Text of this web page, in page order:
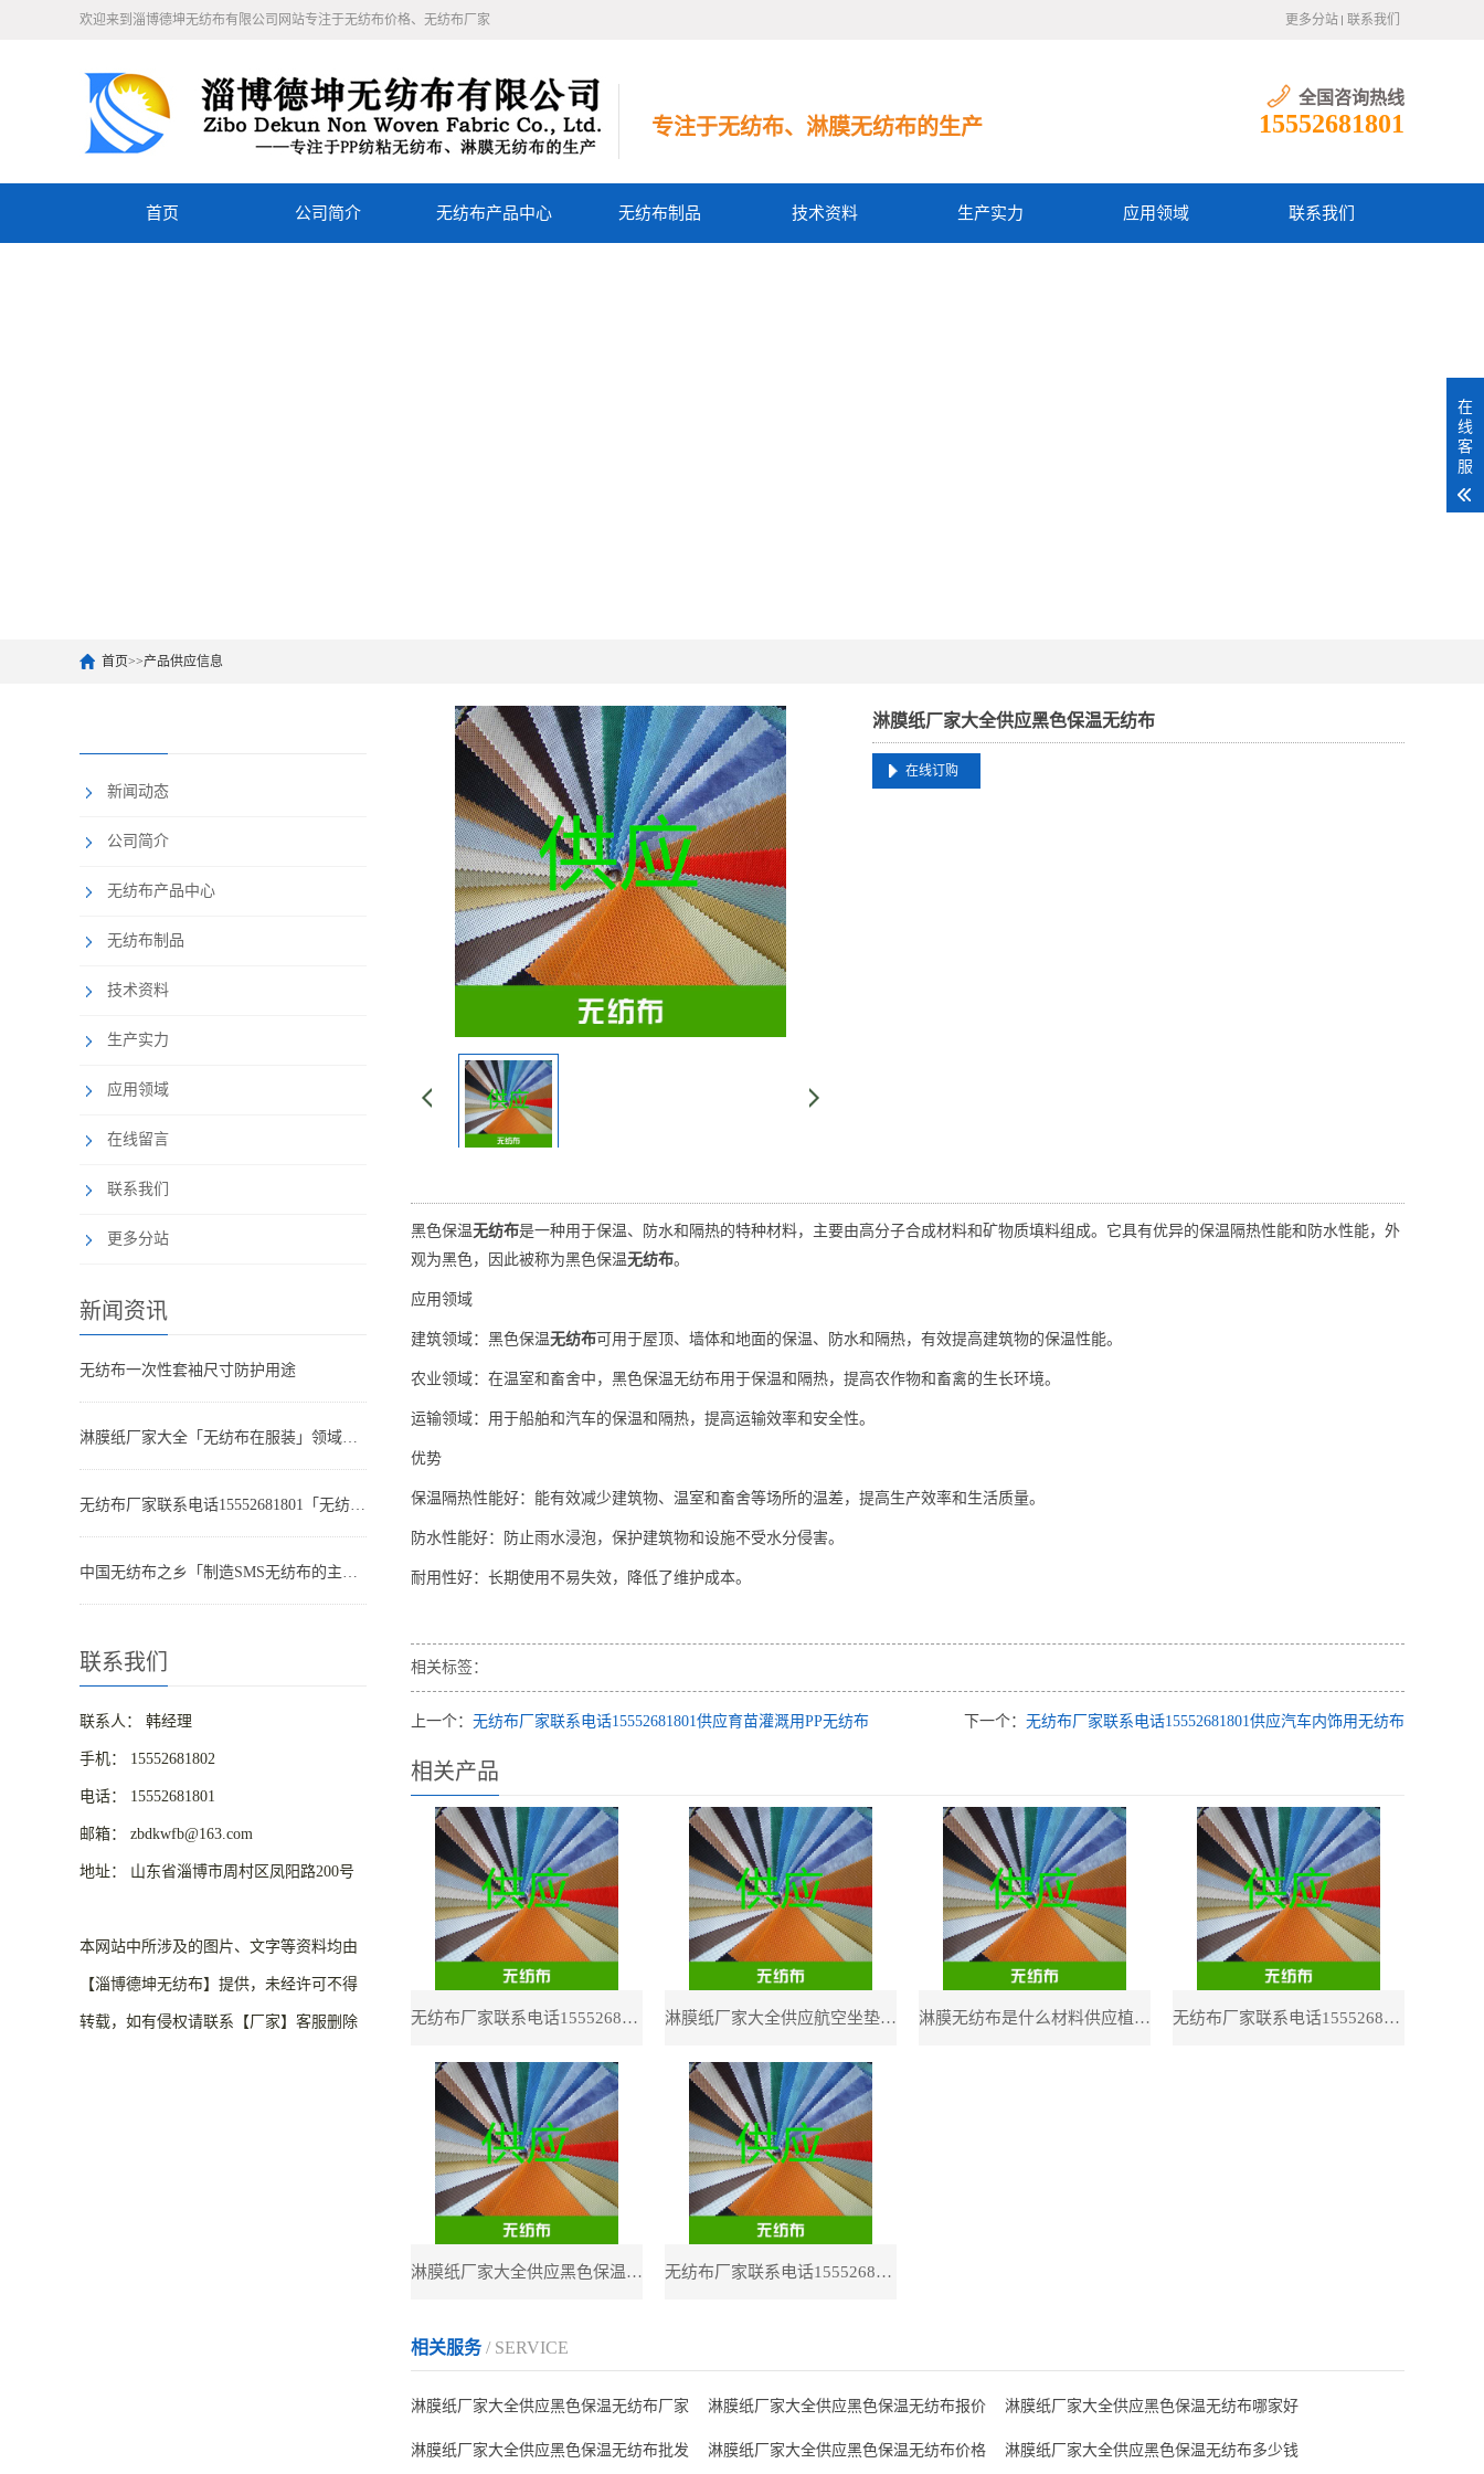
欢迎来到淄博德坤无纺布有限公司网站专注于无纺布价格、无纺布厂家 更多分站 联系我们
专注于无纺布、淋膜无纺布的生产
全国咨询热线
15552681801
首页 公司简介 无纺布产品中心 无纺布制品 技术资料 生产实力 应用领域 联系我们
首页>>产品供应信息
新闻动态
公司简介
无纺布产品中心
无纺布制品
技术资料
生产实力
应用领域
在线留言
联系我们
更多分站
新闻资讯
无纺布一次性套袖尺寸防护用途
淋膜纸厂家大全「无纺布在服装」领域的用途
无纺布厂家联系电话15552681801「无纺布的特性」在各行业的广泛用途
中国无纺布之乡「制造SMS无纺布的主要工艺」有哪些
联系我们
联系人： 韩经理
手机： 15552681802
电话： 15552681801
邮箱： zbdkwfb@163.com
地址： 山东省淄博市周村区凤阳路200号
本网站中所涉及的图片、文字等资料均由
【淄博德坤无纺布】提供，未经许可不得
转载，如有侵权请联系【厂家】客服删除
淋膜纸厂家大全供应黑色保温无纺布
在线订购
‌黑色保温无纺布‌是一种用于保温、防水和隔热的特种材料，主要由高分子合成材料和矿物质填料组成。它具有优异的保温隔热性能和防水性能，外
观为黑色，因此被称为黑色保温无纺布‌。
应用领域
‌建筑领域‌：黑色保温无纺布可用于屋顶、墙体和地面的保温、防水和隔热，有效提高建筑物的保温性能‌。
‌农业领域‌：在温室和畜舍中，黑色保温无纺布用于保温和隔热，提高农作物和畜禽的生长环境‌。
‌运输领域‌：用于船舶和汽车的保温和隔热，提高运输效率和安全性‌。
优势
‌保温隔热性能好‌：能有效减少建筑物、温室和畜舍等场所的温差，提高生产效率和生活质量‌。
‌防水性能好‌：防止雨水浸泡，保护建筑物和设施不受水分侵害‌。
‌耐用性好‌：长期使用不易失效，降低了维护成本‌。
相关标签：
上一个： 无纺布厂家联系电话15552681801供应育苗灌溉用PP无纺布 下一个： 无纺布厂家联系电话15552681801供应汽车内饰用无纺布
相关产品
无纺布厂家联系电话15552681801供应防尘草坪工地无纺布 淋膜纸厂家大全供应航空坐垫用无纺布 淋膜无纺布是什么材料供应植树营养袋用针刺无纺布 无纺布厂家联系电话15552681801供应汽车内饰用无纺布
淋膜纸厂家大全供应黑色保温无纺布 无纺布厂家联系电话15552681801供应育苗灌溉用PP无纺布
相关服务/ SERVICE
淋膜纸厂家大全供应黑色保温无纺布厂家 淋膜纸厂家大全供应黑色保温无纺布报价 淋膜纸厂家大全供应黑色保温无纺布哪家好
淋膜纸厂家大全供应黑色保温无纺布批发 淋膜纸厂家大全供应黑色保温无纺布价格 淋膜纸厂家大全供应黑色保温无纺布多少钱
在
线
客
服